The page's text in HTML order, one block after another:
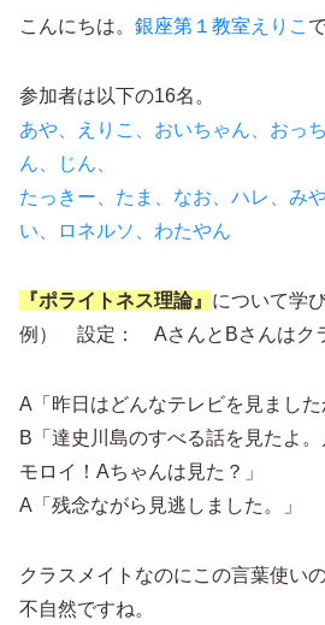
こんにちは。 銀座第１教室 えりこ
参加者は以下の16名。
あや、えりこ、おいちゃん、おっ
ん、じん、
たっきー、たま、なお、ハレ、み
い、ロネルソ、わたやん
『ポライトネス理論』 について学
例） 設定： AさんとBさんはク
A「昨日はどんなテレビを見ました
B「達史川島のすべる話を見たよ
モロイ！Aちゃんは見た？」
A「残念ながら見逃しました。」
クラスメイトなのにこの言葉使いの
不自然ですね。